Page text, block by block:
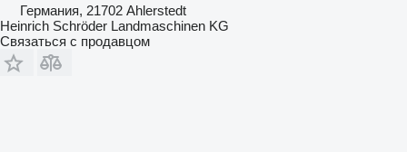
Германия, 21702 Ahlerstedt
Heinrich Schröder Landmaschinen KG
Связаться с продавцом